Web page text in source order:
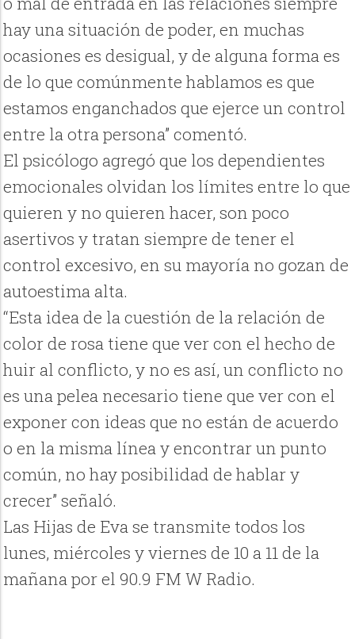
hay una situación de poder, en muchas
ocasiones es desigual, y de alguna forma es
de lo que comúnmente hablamos es que
estamos enganchados que ejerce un control
entre la otra persona” comentó.
El psicólogo agregó que los dependientes
emocionales olvidan los límites entre lo que
quieren y no quieren hacer, son poco
asertivos y tratan siempre de tener el
control excesivo, en su mayoría no gozan de
autoestima alta.
“Esta idea de la cuestión de la relación de
color de rosa tiene que ver con el hecho de
huir al conflicto, y no es así, un conflicto no
es una pelea necesario tiene que ver con el
exponer con ideas que no están de acuerdo
o en la misma línea y encontrar un punto
común, no hay posibilidad de hablar y
crecer” señaló.
Las Hijas de Eva se transmite todos los
lunes, miércoles y viernes de 10 a 11 de la
mañana por el 90.9 FM W Radio.